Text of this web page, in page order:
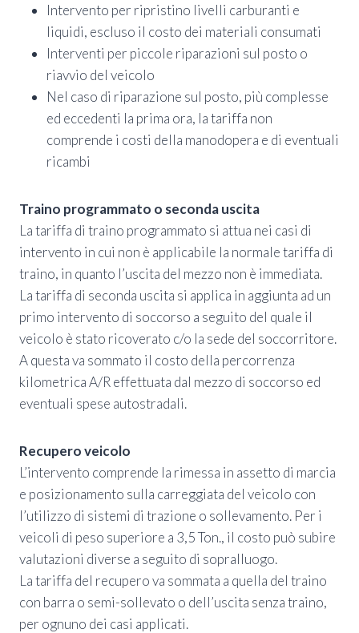
Intervento per ripristino livelli carburanti e
liquidi, escluso il costo dei materiali consumati
Interventi per piccole riparazioni sul posto o
riavvio del veicolo
Nel caso di riparazione sul posto, più complesse
ed eccedenti la prima ora, la tariffa non
comprende i costi della manodopera e di eventuali
ricambi
Traino programmato o seconda uscita
La tariffa di traino programmato si attua nei casi di
intervento in cui non è applicabile la normale tariffa di
traino, in quanto l’uscita del mezzo non è immediata.
La tariffa di seconda uscita si applica in aggiunta ad un
primo intervento di soccorso a seguito del quale il
veicolo è stato ricoverato c/o la sede del soccorritore.
A questa va sommato il costo della percorrenza
kilometrica A/R effettuata dal mezzo di soccorso ed
eventuali spese autostradali.
Recupero veicolo
L’intervento comprende la rimessa in assetto di marcia
e posizionamento sulla carreggiata del veicolo con
l’utilizzo di sistemi di trazione o sollevamento. Per i
veicoli di peso superiore a 3,5 Ton., il costo può subire
valutazioni diverse a seguito di sopralluogo.
La tariffa del recupero va sommata a quella del traino
con barra o semi-sollevato o dell’uscita senza traino,
per ognuno dei casi applicati.